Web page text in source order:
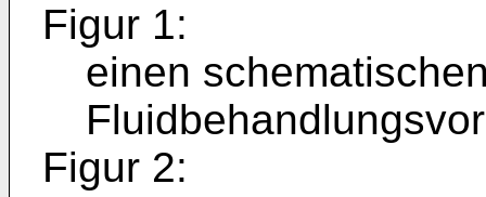
Figur 1:
einen
Figur 2: